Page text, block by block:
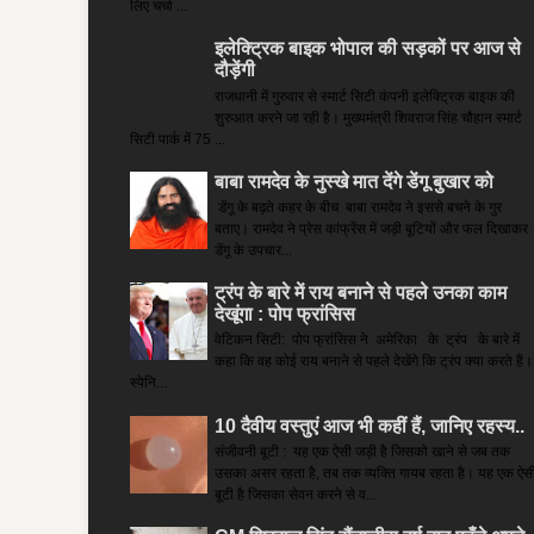
लिए चर्चा ...
इलेक्ट्रिक बाइक भोपाल की सड़कों पर आज से
दौड़ेंगी
राजधानी में गुरुवार से स्मार्ट सिटी कंपनी इलेक्ट्रिक बाइक की
शुरुआत करने जा रही है। मुख्यमंत्री शिवराज सिंह चौहान स्मार्ट
सिटी पार्क में 75 ...
बाबा रामदेव के नुस्खे मात देंगे डेंगू बुखार को
डेंगू के बढ़ते कहर के बीच बाबा रामदेव ने इससे बचने के गुर
बताए। रामदेव ने प्रेस कांफ्रेंस में जड़ी बूटियों और फल दिखाकर
डेंगू के उपचार...
ट्रंप के बारे में राय बनाने से पहले उनका काम
देखूंगा : पोप फ्रांसिस
वेटिकन सिटी: पोप फ्रांसिस ने अमेरिका के ट्रंप के बारे में
कहा कि वह कोई राय बनाने से पहले देखेंगे कि ट्रंप क्या करते हैं।
स्पेनि...
10 दैवीय वस्तुएं आज भी कहीं हैं, जानिए रहस्य..
संजीवनी बूटी : यह एक ऐसी जड़ी है जिसको खाने से जब तक
उसका असर रहता है, तब तक व्यक्ति गायब रहता है। यह एक
बूटी है जिसका सेवन करने से व...